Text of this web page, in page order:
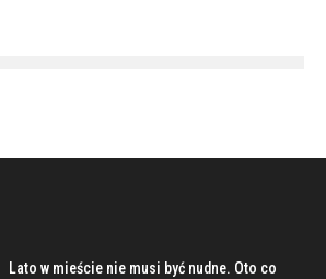
Lato w mieście nie musi być nudne. Oto co